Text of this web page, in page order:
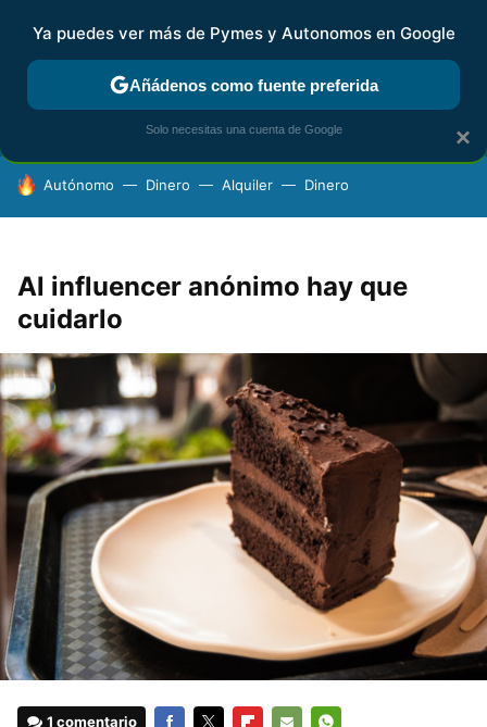
FISCALIDAD Y CONTABILIDAD KIT DIGITAL RENTA
HOY SE HABLA DE
Autónomo Dinero Alquiler Dinero
Al influencer anónimo hay que
cuidarlo
1 comentario
×
Ya puedes ver más de Pymes y Autonomos en Google
Añádenos como fuente preferida
Solo necesitas una cuenta de Google